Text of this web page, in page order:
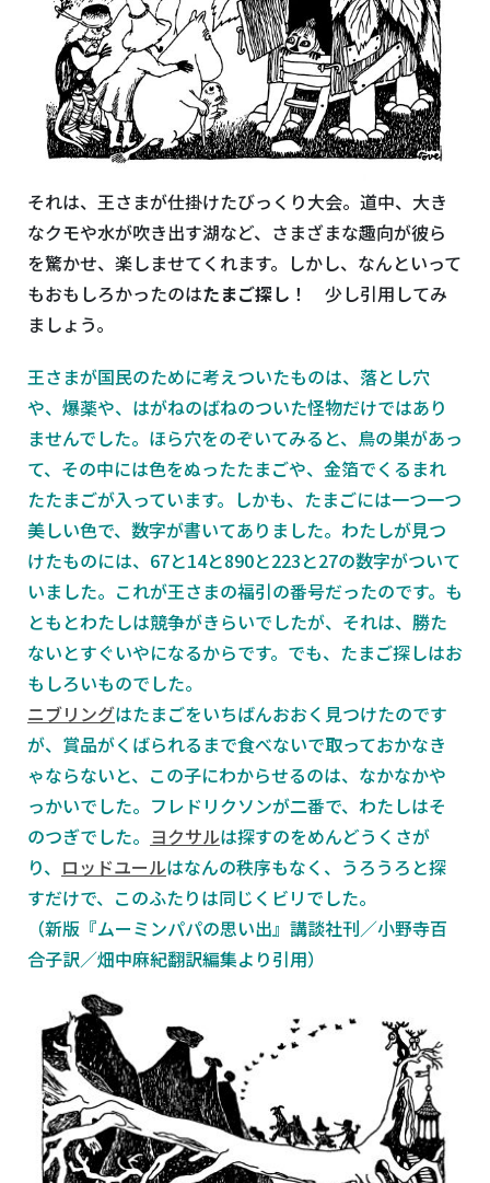
それは、王さまが仕掛けたびっくり大会。道中、大き
なクモや水が吹き出す湖など、さまざまな趣向が彼ら
を驚かせ、楽しませてくれます。しかし、なんといって
もおもしろかったのはたまご探し ！ 少し引用してみ
ましょう。
王さまが国民のために考えついたものは、落とし穴
や、爆薬や、はがねのばねのついた怪物だけではあり
ませんでした。ほら穴をのぞいてみると、鳥の巣があっ
て、その中には色をぬったたまごや、金箔でくるまれ
たたまごが入っています。しかも、たまごには一つ一つ
美しい色で、数字が書いてありました。わたしが見つ
けたものには、67と14と890と223と27の数字がついて
いました。これが王さまの福引の番号だったのです。も
ともとわたしは競争がきらいでしたが、それは、勝た
ないとすぐいやになるからです。でも、たまご探しはお
もしろいものでした。
ニブリングはたまごをいちばんおおく見つけたのです
が、賞品がくばられるまで食べないで取っておかなき
ゃならないと、この子にわからせるのは、なかなかや
っかいでした。フレドリクソンが二番で、わたしはそ
のつぎでした。 ヨクサルは探すのをめんどうくさが
り、 ロッドユールはなんの秩序もなく、うろうろと探
すだけで、このふたりは同じくビリでした。
（新版『ムーミンパパの思い出』講談社刊／小野寺百
合子訳／畑中麻紀翻訳編集より引用）